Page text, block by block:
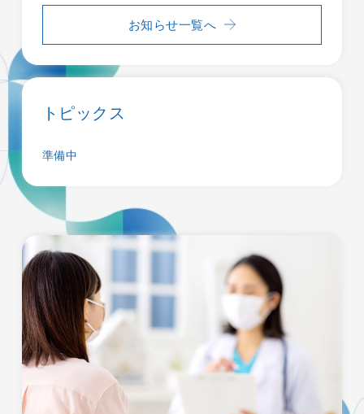
お知らせ一覧へ
トピックス
準備中